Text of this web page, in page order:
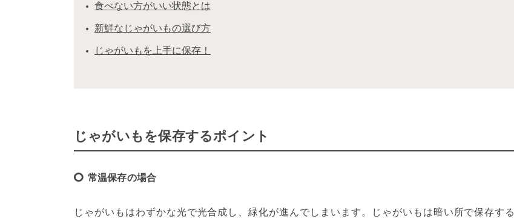
食べない方がいい状態とは
新鮮なじゃがいもの選び方
じゃがいもを上手に保存！
じゃがいもを保存するポイント
常温保存の場合
じゃがいもはわずかな光で光合成し、緑化が進んでしまいます。じゃがいもは暗い所で保存する